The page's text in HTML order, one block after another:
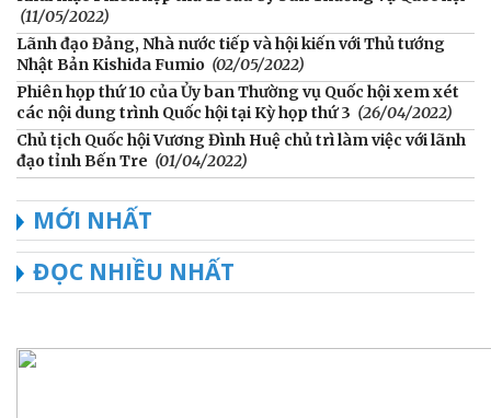
(11/05/2022)
Lãnh đạo Đảng, Nhà nước tiếp và hội kiến với Thủ tướng
Nhật Bản Kishida Fumio (02/05/2022)
Phiên họp thứ 10 của Ủy ban Thường vụ Quốc hội xem xét
các nội dung trình Quốc hội tại Kỳ họp thứ 3 (26/04/2022)
Chủ tịch Quốc hội Vương Đình Huệ chủ trì làm việc với lãnh
đạo tỉnh Bến Tre (01/04/2022)
MỚI NHẤT
ĐỌC NHIỀU NHẤT